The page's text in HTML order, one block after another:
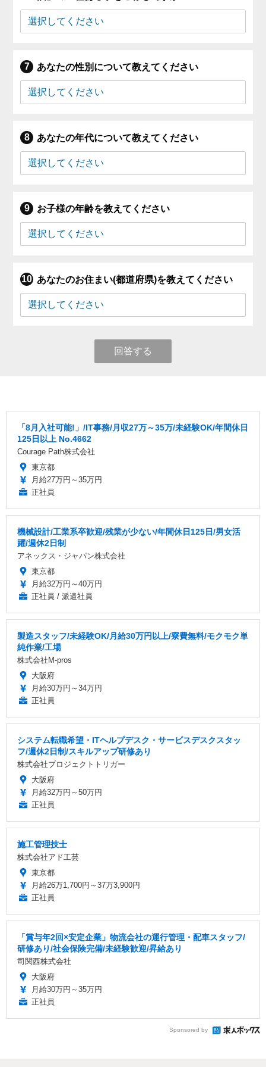
あなたの性別について教えてください
あなたの年代について教えてください
お子様の年齢を教えてください
あなたのお住まい(都道府県)を教えてください
回答する
「8月入社可能!」/IT事務/月収27万～35万/未経験OK/年間休日
125日以上 No.4662
Courage Path株式会社
東京都
月給27万円～35万円
正社員
機械設計/工業系卒歓迎/残業が少ない/年間休日125日/男女活
躍/週休2日制
アネックス・ジャパン株式会社
東京都
月給32万円～40万円
正社員 / 派遣社員
製造スタッフ/未経験OK/月給30万円以上/寮費無料/モクモク単
純作業/工場
株式会社M-pros
大阪府
月給30万円～34万円
正社員
システム転職希望・ITヘルプデスク・サービスデスクスタッ
フ/週休2日制/スキルアップ研修あり
株式会社プロジェクトトリガー
大阪府
月給32万円～50万円
正社員
施工管理技士
株式会社アド工芸
東京都
月給26万1,700円～37万3,900円
正社員
「賞与年2回×安定企業」物流会社の運行管理・配車スタッフ/
研修あり/社会保険完備/未経験歓迎/昇給あり
司関西株式会社
大阪府
月給30万円～35万円
正社員
Sponsored by